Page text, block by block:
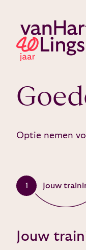
Optie nemen
1 Jouw
Jouw